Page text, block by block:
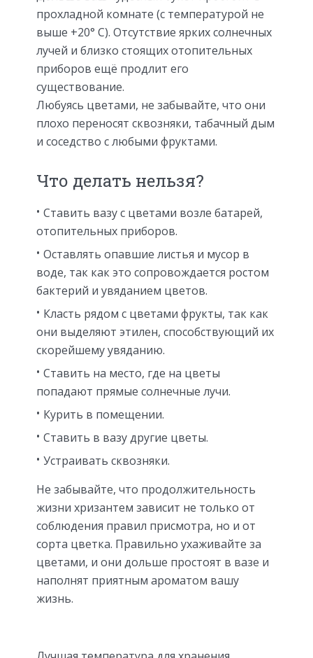
прохладной комнате (с температурой не
выше +20° С). Отсутствие ярких солнечных
лучей и близко стоящих отопительных
приборов ещё продлит его
существование.
Любуясь цветами, не забывайте, что они
плохо переносят сквозняки, табачный дым
и соседство с любыми фруктами.
Что делать нельзя?
Ставить вазу с цветами возле батарей,
отопительных приборов.
Оставлять опавшие листья и мусор в
воде, так как это сопровождается ростом
бактерий и увяданием цветов.
Класть рядом с цветами фрукты, так как
они выделяют этилен, способствующий их
скорейшему увяданию.
Ставить на место, где на цветы
попадают прямые солнечные лучи.
Курить в помещении.
Ставить в вазу другие цветы.
Устраивать сквозняки.
Не забывайте, что продолжительность
жизни хризантем зависит не только от
соблюдения правил присмотра, но и от
сорта цветка. Правильно ухаживайте за
цветами, и они дольше простоят в вазе и
наполнят приятным ароматом вашу
жизнь.